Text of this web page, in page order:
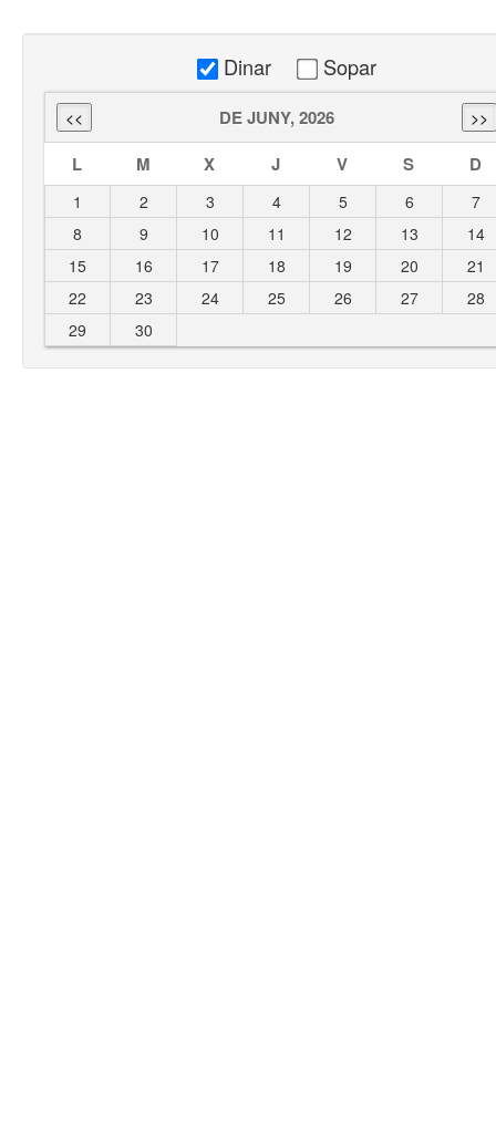
Dinar Sopar
DE JUNY, 2026
L
M X J V S D
1 2 3 4 5 6
7
8
9 10 11 12 13
14
15
16 17 18 19 20
21
22
23 24 25 26 27
28
29
30